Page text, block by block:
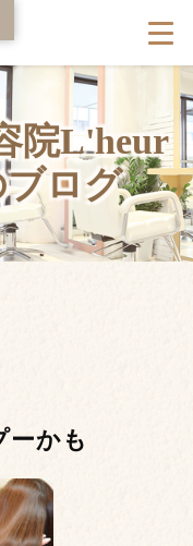
院L'heur
ブログ
ーかも